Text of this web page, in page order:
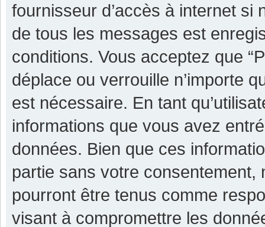
fournisseur d’accès à internet si
de tous les messages est
conditions. Vous acceptez que
déplace ou verrouille n’importe
est nécessaire. En tant
informations que vous avez
données. Bien que ces
partie sans votre consentement,
pourront être tenus comme
visant à compromettre les